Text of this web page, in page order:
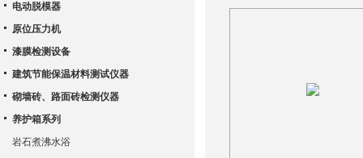
电动脱模器
原位压力机
漆膜检测设备
建筑节能保温材料测试仪器
砌墙砖、路面砖检测仪器
养护箱系列
岩石煮沸水浴